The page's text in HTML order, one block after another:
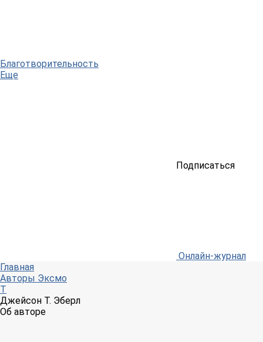
Благотворительность
Еще
Подписаться
Онлайн-журнал
Главная
Авторы Эксмо
Т
Джейсон Т. Эберл
Об авторе